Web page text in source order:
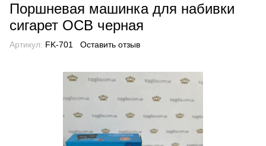
Поршневая машинка для набивки
сигарет OCB черная
Артикул: FK-701 Оставить отзыв